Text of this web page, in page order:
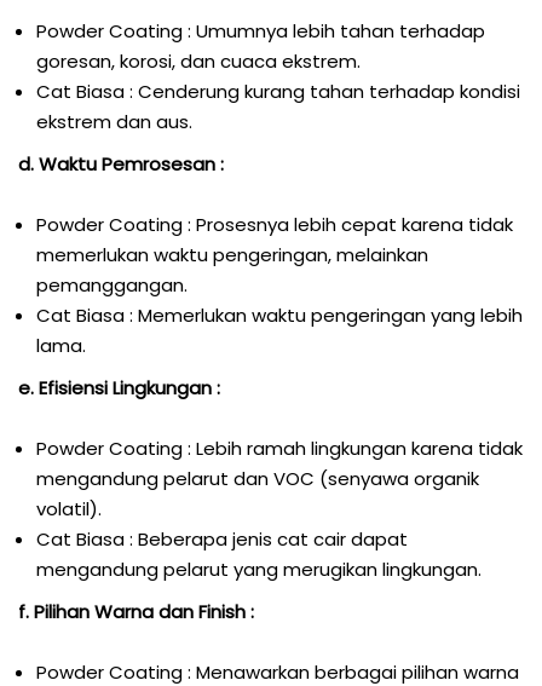
Powder Coating : Umumnya lebih tahan terhadap
goresan, korosi, dan cuaca ekstrem.
Cat Biasa : Cenderung kurang tahan terhadap kondisi
ekstrem dan aus.
d. Waktu Pemrosesan :
Powder Coating : Prosesnya lebih cepat karena tidak
memerlukan waktu pengeringan, melainkan
pemanggangan.
Cat Biasa : Memerlukan waktu pengeringan yang lebih
lama.
e. Efisiensi Lingkungan :
Powder Coating : Lebih ramah lingkungan karena tidak
mengandung pelarut dan VOC (senyawa organik
volatil).
Cat Biasa : Beberapa jenis cat cair dapat
mengandung pelarut yang merugikan lingkungan.
f. Pilihan Warna dan Finish :
Powder Coating : Menawarkan berbagai pilihan warna